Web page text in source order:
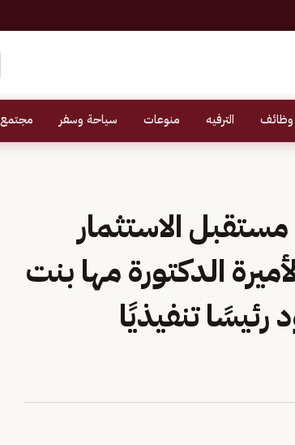
وظائف الترفيه منوعات سياحة وسفر مجتمع
الاستثمار
الدكتورة مها بنت
تنفيذيًا